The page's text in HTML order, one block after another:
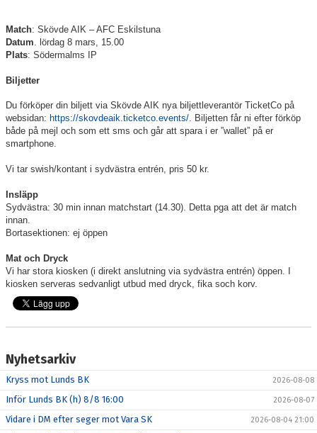
VÅRA LAG/TRÄNARE
GAMLA AIK
Match: Skövde AIK – AFC Eskilstuna
Datum. lördag 8 mars, 15.00
Plats: Södermalms IP
Biljetter
Du förköper din biljett via Skövde AIK nya biljettleverantör TicketCo på
websidan: https://skovdeaik.ticketco.events/. Biljetten får ni efter förköp
både på mejl och som ett sms och går att spara i er ”wallet” på er
smartphone.
Vi tar swish/kontant i sydvästra entrén, pris 50 kr.
Insläpp
Sydvästra: 30 min innan matchstart (14.30). Detta pga att det är match
innan.
Bortasektionen: ej öppen
Mat och Dryck
Vi har stora kiosken (i direkt anslutning via sydvästra entrén) öppen. I
kiosken serveras sedvanligt utbud med dryck, fika soch korv.
Nyhetsarkiv
Kryss mot Lunds BK 2026-08-08
Inför Lunds BK (h) 8/8 16:00 2026-08-07
Vidare i DM efter seger mot Vara SK 2026-08-04 21:00